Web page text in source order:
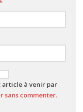
article à venir par
sans commenter.